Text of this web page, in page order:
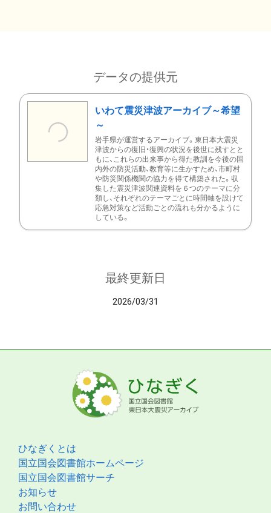
データの提供元
いわて震災津波アーカイブ～希望
～
岩手県が運営するアーカイブ。東日本大震災
津波からの復旧・復興の状況を後世に残すとと
もに、これらの出来事から得た教訓を今後の国
内外の防災活動、教育等に生かすため、市町村
や防災関係機関の協力を得て構築された。収
集した震災津波関連資料を６つのテーマに分
類し、それぞれのテーマごとに時間軸を設けて
応急対策など活動ごとの流れも分かるように
している。
最終更新日
2026/03/31
ひなぎくとは
国立国会図書館ホームページ
国立国会図書館サーチ
お知らせ
お問い合わせ